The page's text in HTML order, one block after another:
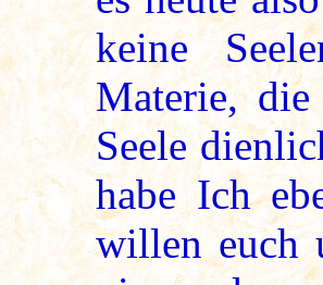
keine
Materie,
Seele
habe Ich
willen euch